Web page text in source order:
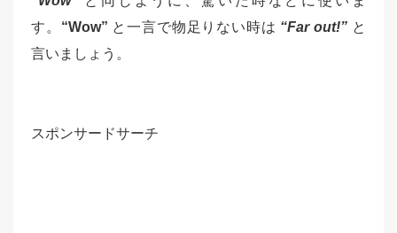
す。 “Wow” と一言で物足りない時は “Far out!” と
言いましょう。
スポンサードサーチ